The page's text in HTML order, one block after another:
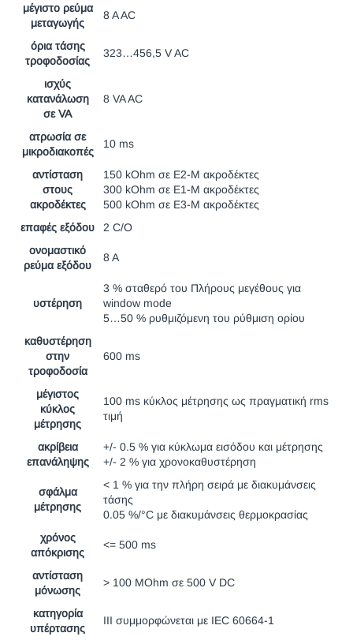
μέγιστο ρεύμα
μεταγωγής
8 A AC
όρια τάσης
τροφοδοσίας
323…456,5 V AC
ισχύς
κατανάλωση
σε VA
8 VA AC
ατρωσία σε
μικροδιακοπές
10 ms
αντίσταση
στους
ακροδέκτες
150 kOhm σε E2-M ακροδέκτες
300 kOhm σε E1-M ακροδέκτες
500 kOhm σε E3-M ακροδέκτες
επαφές εξόδου
2 C/O
ονομαστικό
ρεύμα εξόδου
8 A
υστέρηση
3 % σταθερό του Πλήρους μεγέθους για
window mode
5…50 % ρυθμιζόμενη του ρύθμιση ορίου
καθυστέρηση
στην
τροφοδοσία
600 ms
μέγιστος
κύκλος
μέτρησης
100 ms κύκλος μέτρησης ως πραγματική rms
τιμή
ακρίβεια
επανάληψης
+/- 0.5 % για κύκλωμα εισόδου και μέτρησης
+/- 2 % για χρονοκαθυστέρηση
σφάλμα
μέτρησης
< 1 % για την πλήρη σειρά με διακυμάνσεις
τάσης
0.05 %/°C με διακυμάνσεις θερμοκρασίας
χρόνος
απόκρισης
<= 500 ms
αντίσταση
μόνωσης
> 100 MOhm σε 500 V DC
κατηγορία
υπέρτασης
III συμμορφώνεται με IEC 60664-1